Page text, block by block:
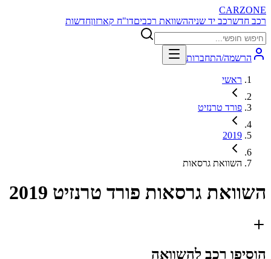
CARZONE
רכב חדשרכב יד שניההשוואת רכביםדו"ח קארזוןחדשות
הרשמה/התחברות
ראשי
פורד טרנזיט
2019
השוואת גרסאות
השוואת גרסאות פורד טרנזיט 2019
הוסיפו רכב להשוואה